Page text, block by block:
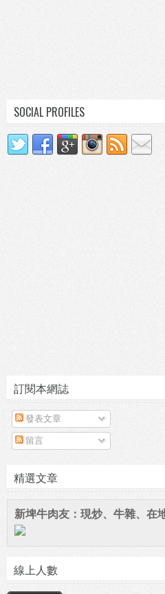
SOCIAL PROFILES
訂閱本網誌
發表文章
留言
精選文章
新埤牛肉友：現炒、牛雜、在
線上人數